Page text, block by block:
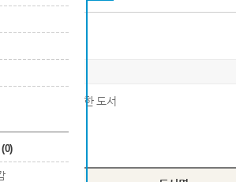
(0)
판사를 통해 발행한 도서